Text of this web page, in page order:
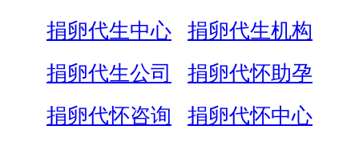
捐卵代生中心
捐卵代生机构
捐卵代生公司
捐卵代怀助孕
捐卵代怀咨询
捐卵代怀中心